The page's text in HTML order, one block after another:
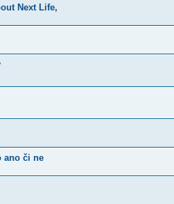
Next Life,
ano či ne